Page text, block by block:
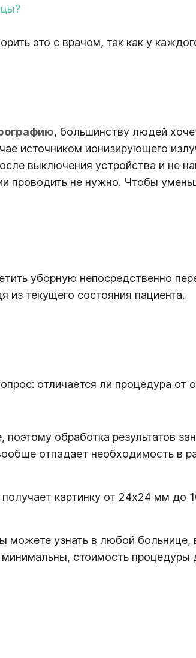
это с врачом, так как у
, большинству людей
источником ионизирующего
выключения устройства и не
проводить не нужно. Чтобы
уборную непосредственно
текущего состояния пациента.
отличается ли процедура
обработка результатов
отпадает необходимость в
картинку от 24х24 мм до
можете узнать в любой больнице,
минимальны, стоимость